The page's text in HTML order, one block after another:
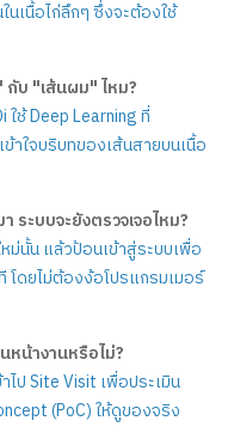
เนื้อไก่ลึกๆ ซึ่งจะต้องใช้
กับ "เส้นผม" ไหม?
ใช้ Deep Learning ที่
าใจบริบทของเส้นสายบนเนื้อ
ะบบจะยังตรวจเจอไหม?
ม่นั้น แล้วป้อนเข้าสู่ระบบเพื่อ
โดยไม่ต้องง้อโปรแกรมเมอร์
หน้างานหรือไม่?
ป Site Visit เพื่อประเมิน
(PoC) ให้ดูของจริง